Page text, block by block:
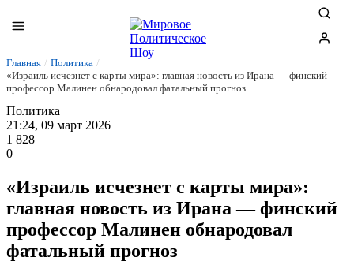
Главная / Политика /
«Израиль исчезнет с карты мира»: главная новость из Ирана — финский
профессор Малинен обнародовал фатальный прогноз
Политика
21:24, 09 март 2026
1 828
0
«Израиль исчезнет с карты мира»:
главная новость из Ирана — финский
профессор Малинен обнародовал
фатальный прогноз